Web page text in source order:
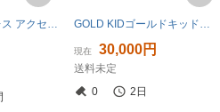
現在 30,000円
送料未定
0
2日